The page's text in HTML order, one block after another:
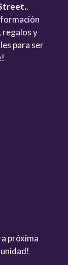
.
regalos y
para ser
próxima